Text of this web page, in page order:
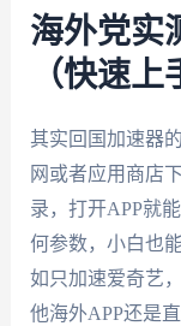
海外党实
（快速上
其实回国加速器
网或者应用商店
录，打开APP就
何参数，小白也
如只加速爱奇艺
他海外APP还是